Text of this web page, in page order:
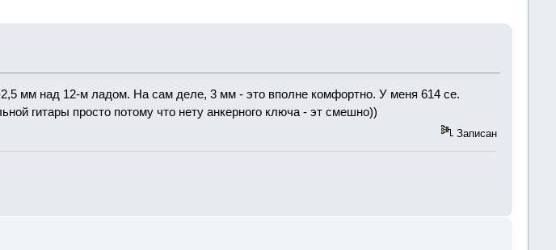
мм над 12-м ладом. На сам деле, 3 мм - это вполне комфортно. У меня 614 ce.
гитары просто потому что нету анкерного ключа - эт смешно))
Записан